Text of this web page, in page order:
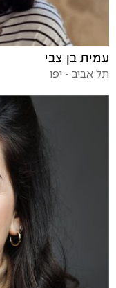
עמית בן צבי
תל אביב - יפו